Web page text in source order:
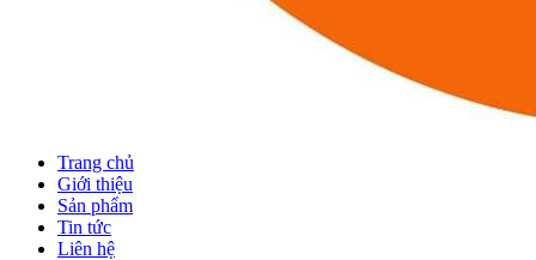
Trang chủ
Giới thiệu
Sản phẩm
Tin tức
Liên hệ